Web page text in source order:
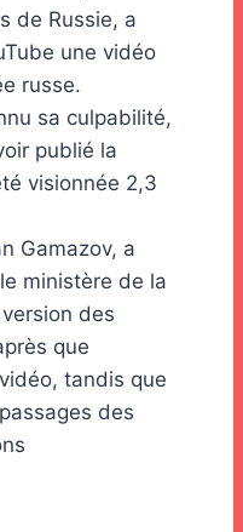
de Russie, a
une vidéo
russe.
sa culpabilité,
publié la
visionnée 2,3
Gamazov, a
ministère de la
des
que
tandis que
des